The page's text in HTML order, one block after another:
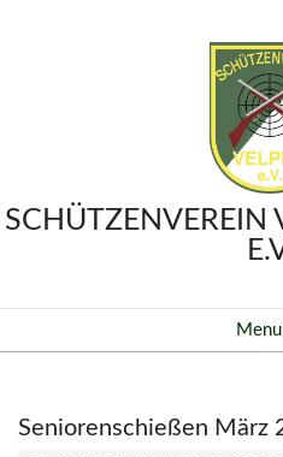
SCHÜTZENVEREIN
Navigation
Menu
Seniorenschießen März